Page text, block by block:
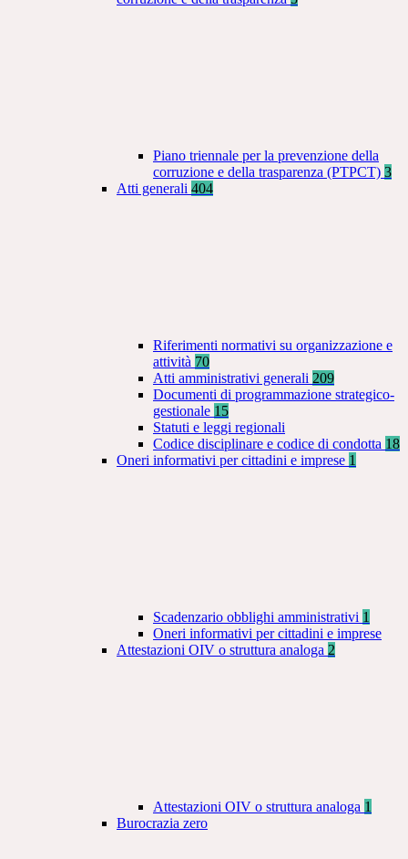
Piano triennale per la prevenzione della
corruzione e della trasparenza (PTPCT) 3
Atti generali 404
Riferimenti normativi su organizzazione e
attività 70
Atti amministrativi generali 209
Documenti di programmazione strategico-
gestionale 15
Statuti e leggi regionali
Codice disciplinare e codice di condotta 18
Oneri informativi per cittadini e imprese 1
Scadenzario obblighi amministrativi 1
Oneri informativi per cittadini e imprese
Attestazioni OIV o struttura analoga 2
Attestazioni OIV o struttura analoga 1
Burocrazia zero